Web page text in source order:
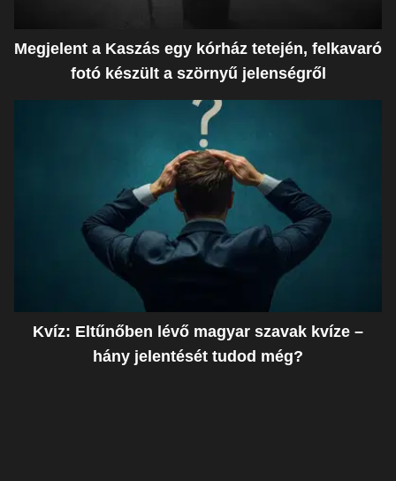
Megjelent a Kaszás egy kórház tetején, felkavaró
fotó készült a szörnyű jelenségről
Kvíz: Eltűnőben lévő magyar szavak kvíze –
hány jelentését tudod még?